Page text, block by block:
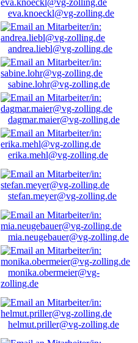
eva.knoeckl@vg-zolling.de
andrea.liebl@vg-zolling.de
sabine.lohr@vg-zolling.de
dagmar.maier@vg-zolling.de
erika.mehl@vg-zolling.de
stefan.meyer@vg-zolling.de
mia.neugebauer@vg-zolling.de
monika.obermeier@vg-
zolling.de
helmut.priller@vg-zolling.de